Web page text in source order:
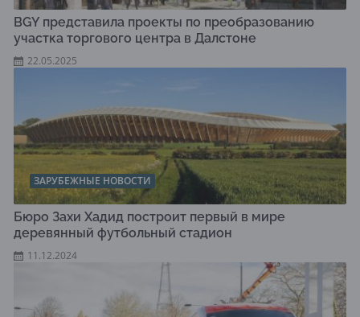
BGY представила проекты по преобразованию
участка торгового центра в Далстоне
22.05.2025
ЗАРУБЕЖНЫЕ НОВОСТИ
Бюро Захи Хадид построит первый в мире
деревянный футбольный стадион
11.12.2024